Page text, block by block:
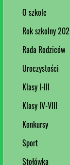
O szkole
Rok szkolny
Rada Rodziców
Uroczystości
Klasy I-III
Klasy IV-VIII
Konkursy
Sport
Stołówka